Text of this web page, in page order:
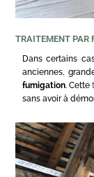
TRAITEMENT PAR
Dans certains
anciennes,
fumigation. Cette
sans avoir à